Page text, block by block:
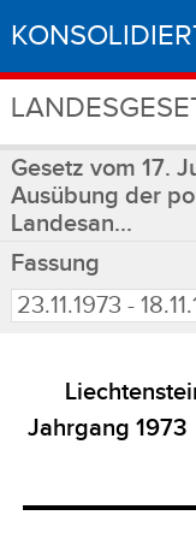
Gesetz vom 17.
Ausübung der
Landesan...
Fassung